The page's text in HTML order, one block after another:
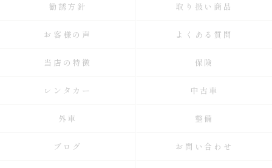
勧誘方針 取り扱い商品
お客様の声 よくある質問
当店の特徴 保険
レンタカー 中古車
外車 整備
ブログ お問い合わせ